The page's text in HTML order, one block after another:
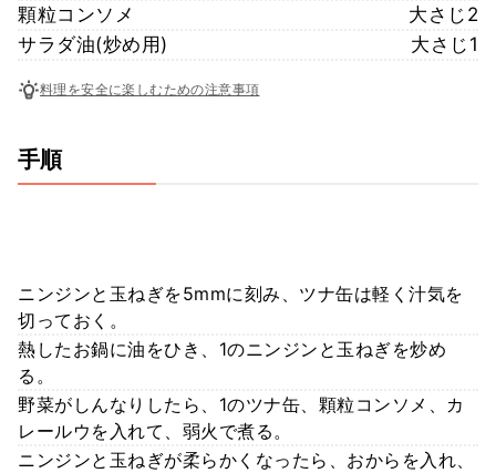
顆粒コンソメ
大さじ2
サラダ油(炒め用)
大さじ1
料理を安全に楽しむための注意事項
手順
ニンジンと玉ねぎを5mmに刻み、ツナ缶は軽く汁気を
切っておく。
熱したお鍋に油をひき、1のニンジンと玉ねぎを炒め
る。
野菜がしんなりしたら、1のツナ缶、顆粒コンソメ、カ
レールウを入れて、弱火で煮る。
ニンジンと玉ねぎが柔らかくなったら、おからを入れ、